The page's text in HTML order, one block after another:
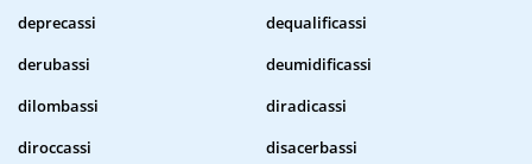
deprecassi
dequalificassi
derubassi
deumidificassi
dilombassi
diradicassi
diroccassi
disacerbassi